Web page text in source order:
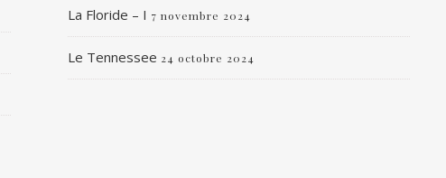
La Floride – I 7 novembre 2024
Le Tennessee 24 octobre 2024